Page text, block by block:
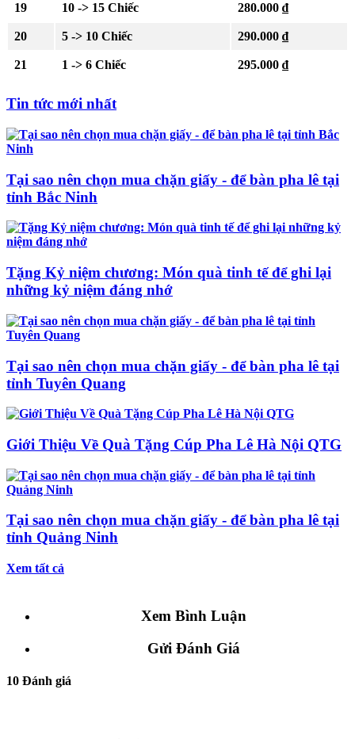
19 10 -> 15 Chiếc 280.000 ₫
20 5 -> 10 Chiếc 290.000 ₫
21 1 -> 6 Chiếc 295.000 ₫
Tin tức mới nhất
Tại sao nên chọn mua chặn giấy - để bàn pha lê tại
tỉnh Bắc Ninh
Tặng Kỷ niệm chương: Món quà tinh tế để ghi lại
những kỷ niệm đáng nhớ
Tại sao nên chọn mua chặn giấy - để bàn pha lê tại
tỉnh Tuyên Quang
Giới Thiệu Về Quà Tặng Cúp Pha Lê Hà Nội QTG
Tại sao nên chọn mua chặn giấy - để bàn pha lê tại
tỉnh Quảng Ninh
Xem tất cả
Xem Bình Luận
Gửi Đánh Giá
10 Đánh giá